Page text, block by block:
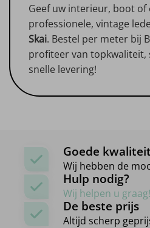
Geef uw interieur, boot of
professionele, vintage
Skai. Bestel per meter bij
profiteer van topkwaliteit,
snelle levering!
Goede kwaliteit
Wij hebben de
Hulp nodig?
Wij helpen u graag!
De beste prijs
Altijd scherp